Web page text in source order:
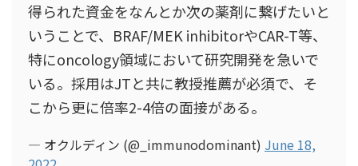
得られた資金をなんとか次の薬剤に繋げたいと
いうことで、BRAF/MEK inhibitorやCAR-T等、
特にoncology領域において研究開発を急いで
いる。採用はJTと共に教授推薦が必須で、そ
こから更に倍率2-4倍の面接がある。
— オクルディン (@_immunodominant) June 18,